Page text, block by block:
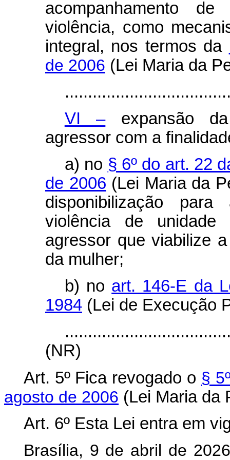
acompanhamento
violência, como
integral, nos termos da
de 2006 (Lei Maria da
VI –
expansão
agressor com a
a) no § 6º do art. 22
de 2006 (Lei Maria da
disponibilização
violência de unidade
agressor que viabilize
da mulher;
b) no art. 146-E da
1984 (Lei de Execução
(NR)
Art. 5º Fica revogado o §
agosto de 2006 (Lei Maria da
Art. 6º Esta Lei entra em
Brasília, 9 de abril de